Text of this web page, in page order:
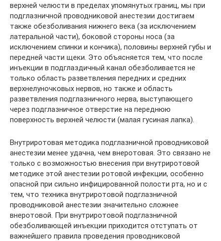
верхней челюсти в пределах упомянутых границ, мы при
подглазничной проводниковой анестезии достигаем
также обезболивания нижнего века (за исключением
латеральной части), боковой стороны носа (за
исключением спинки и кончика), половины верхней губы и
передней части щеки. Это объясняется тем, что после
инъекции в подглаздичный канал обезболивается не
только область разветвления передних и средних
верхнелуночковых нервов, но также и область
разветвления подглазничного нерва, выступающего
через подглазничное отверстие на переднюю
поверхность верхней челюсти (малая гусиная лапка).
Внутриротовая методика подглазничной проводниковой
анестезии менее удачна, чем внеротовая. Это связано не
только с возможностью внесения при внутриротовой
методике этой анестезии ротовой инфекции, особенно
опасной при сильно инфицированной полости рта, но и с
тем, что техника внутриротовой подглазничной
проводниковой анестезии значительно сложнее
внеротовой. При внутриротовой подглазничной
обезболивающей инъекции приходится отступать от
важнейшего правила проведения проводниковой